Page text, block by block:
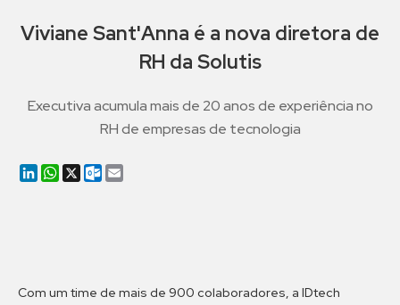
Viviane Sant'Anna é a nova diretora de
RH da Solutis
Executiva acumula mais de 20 anos de experiência no
RH de empresas de tecnologia
LinkedIn
WhatsApp
X Outlook.com
Com um time de mais de 900 colaboradores, a IDtech